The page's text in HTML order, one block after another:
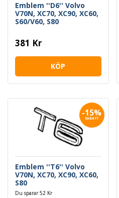
Emblem ''D6'' Volvo
V70N, XC70, XC90, XC60,
S60/V60, S80
381 Kr
KÖP
-15%
RABATT
Emblem ''T6'' Volvo
V70N, XC70, XC90, XC60,
S80
Du sparar 52 Kr